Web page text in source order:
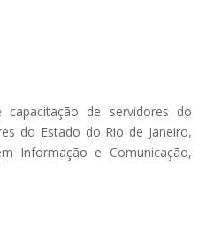
capacitação de servidores do
do Estado do Rio de Janeiro,
Informação e Comunicação,